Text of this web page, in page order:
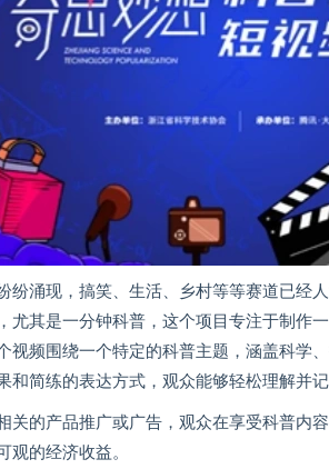
纷涌现，搞笑、生活、乡村等等赛道已经
尤其是一分钟科普，这个项目专注于制作
视频围绕一个特定的科普主题，涵盖科学
和简练的表达方式，观众能够轻松理解并
关的产品推广或广告，观众在享受科普内
观的经济收益。